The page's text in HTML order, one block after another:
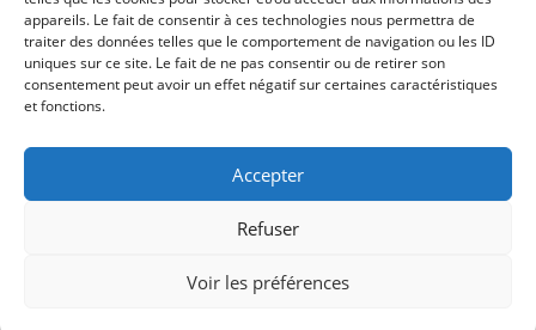
appareils. Le fait de consentir à ces technologies nous permettra de
traiter des données telles que le comportement de navigation ou les ID
uniques sur ce site. Le fait de ne pas consentir ou de retirer son
consentement peut avoir un effet négatif sur certaines caractéristiques
et fonctions.
Accepter
Refuser
Voir les préférences